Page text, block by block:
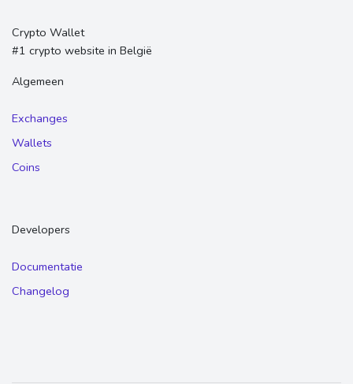
Crypto Wallet
#1 crypto website in België
Algemeen
Exchanges
Wallets
Coins
Developers
Documentatie
Changelog